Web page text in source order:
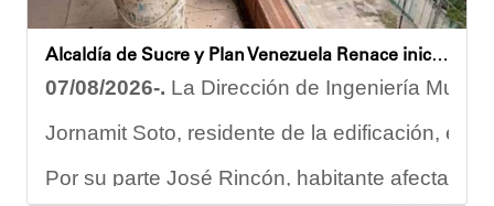
Alcaldía de Sucre y Plan Venezuela Renace iniciaron demolición de fachadas en Residencias Los Dos Caminos
07/08/2026-. La Dirección de Ingeniería
Jornamit Soto, residente de la edificación,
Por su parte José Rincón, habitante afectado